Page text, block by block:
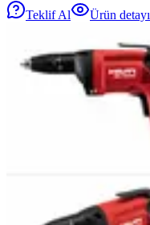
Teklif Al
Ürün detayı